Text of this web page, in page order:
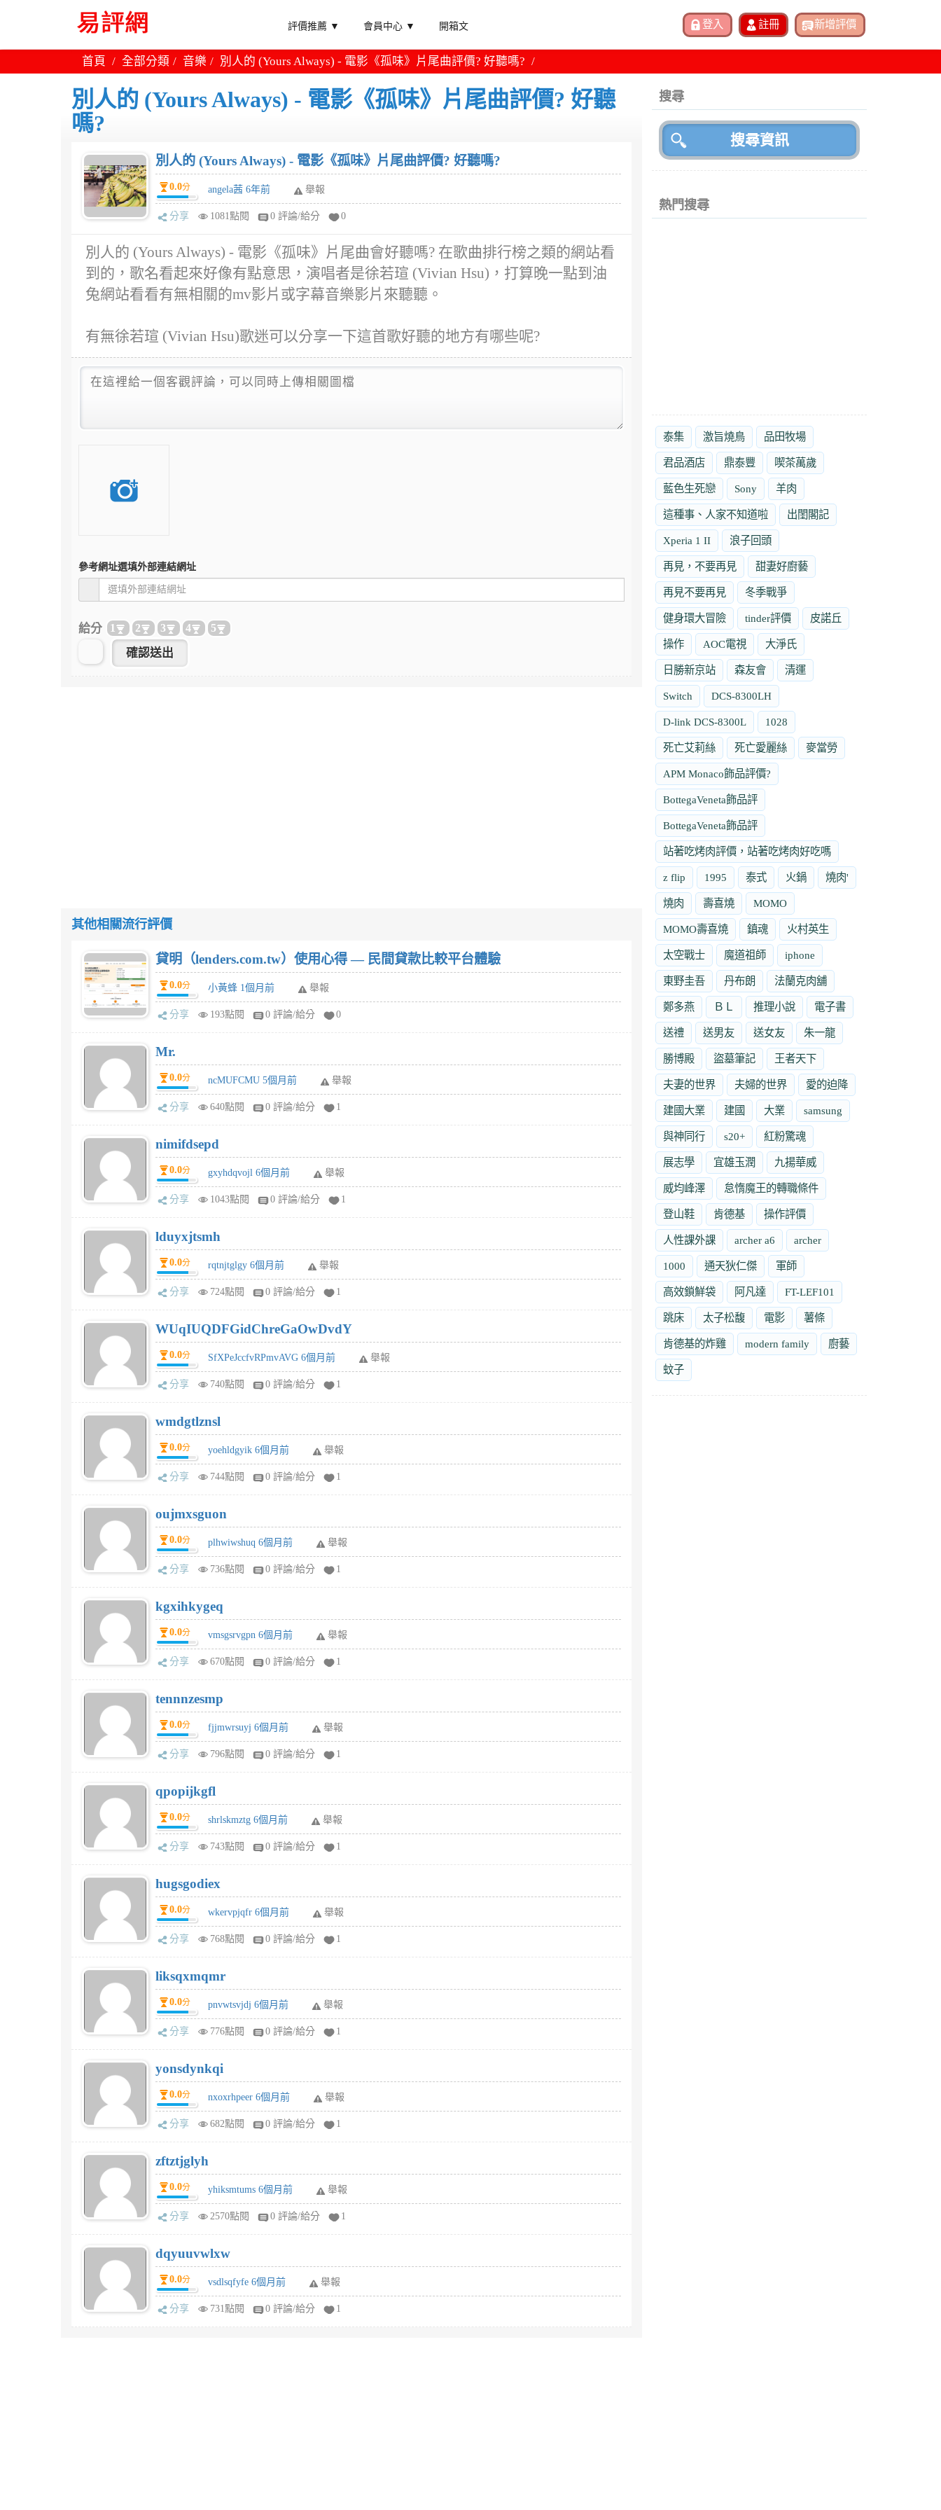
評價推薦 ▼ 會員中心 ▼ 開箱文
首頁 全部分類 音樂 別人的 (Yours Always) - 電影《孤味》片尾曲評價? 好聽嗎?
別人的 (Yours Always) - 電影《孤味》片尾曲評價? 好聽
嗎?
別人的 (Yours Always) - 電影《孤味》片尾曲評價? 好聽嗎?
0.0分 angela茜 6年前 舉報
分享 1081點閱 0 評論/給分 0
別人的 (Yours Always) - 電影《孤味》片尾曲會好聽嗎? 在歌曲排行榜之類的網站看
到的，歌名看起來好像有點意思，演唱者是徐若瑄 (Vivian Hsu)，打算晚一點到油
兔網站看看有無相關的mv影片或字幕音樂影片來聽聽。
有無徐若瑄 (Vivian Hsu)歌迷可以分享一下這首歌好聽的地方有哪些呢?
參考網址選填外部連結網址
給分 1 2 3 4 5
其他相關流行評價
貸明（lenders.com.tw）使用心得 — 民間貸款比較平台體驗
0.0分 小黃蜂 1個月前 舉報
分享 193點閱 0 評論/給分 0
Mr.
0.0分 ncMUFCMU 5個月前 舉報
分享 640點閱 0 評論/給分 1
nimifdsepd
0.0分 gxyhdqvojl 6個月前 舉報
分享 1043點閱 0 評論/給分 1
lduyxjtsmh
0.0分 rqtnjtglgy 6個月前 舉報
分享 724點閱 0 評論/給分 1
WUqIUQDFGidChreGaOwDvdY
0.0分 SfXPeJccfvRPmvAVG 6個月前 舉報
分享 740點閱 0 評論/給分 1
wmdgtlznsl
0.0分 yoehldgyik 6個月前 舉報
分享 744點閱 0 評論/給分 1
oujmxsguon
0.0分 plhwiwshuq 6個月前 舉報
分享 736點閱 0 評論/給分 1
kgxihkygeq
0.0分 vmsgsrvgpn 6個月前 舉報
分享 670點閱 0 評論/給分 1
tennnzesmp
0.0分 fjjmwrsuyj 6個月前 舉報
分享 796點閱 0 評論/給分 1
qpopijkgfl
0.0分 shrlskmztg 6個月前 舉報
分享 743點閱 0 評論/給分 1
hugsgodiex
0.0分 wkervpjqfr 6個月前 舉報
分享 768點閱 0 評論/給分 1
liksqxmqmr
0.0分 pnvwtsvjdj 6個月前 舉報
分享 776點閱 0 評論/給分 1
yonsdynkqi
0.0分 nxoxrhpeer 6個月前 舉報
分享 682點閱 0 評論/給分 1
zftztjglyh
0.0分 yhiksmtums 6個月前 舉報
分享 2570點閱 0 評論/給分 1
dqyuuvwlxw
0.0分 vsdlsqfyfe 6個月前 舉報
分享 731點閱 0 評論/給分 1
搜尋
熱門搜尋
泰集 激旨燒鳥 品田牧場
君品酒店 鼎泰豐 喫茶萬歲
藍色生死戀 Sony 羊肉
這種事、人家不知道啦 出閨閣記
Xperia 1 II 浪子回頭
再見，不要再見 甜妻好廚藝
再見不要再見 冬季戰爭
健身環大冒險 tinder評價 皮諾丘
操作 AOC電視 大淨氏
日勝新京站 森友會 清運
Switch DCS-8300LH
D-link DCS-8300L 1028
死亡艾莉絲 死亡愛麗絲 麥當勞
APM Monaco飾品評價?
BottegaVeneta飾品評
BottegaVeneta飾品評
站著吃烤肉評價，站著吃烤肉好吃嗎
z flip 1995 泰式 火鍋 燒肉'
燒肉 壽喜燒 MOMO
MOMO壽喜燒 鎮魂 火村英生
太空戰士 魔道祖師 iphone
東野圭吾 丹布朗 法蘭克肉舖
鄭多燕 ＢＬ 推理小說 電子書
送禮 送男友 送女友 朱一龍
勝博殿 盜墓筆記 王者天下
夫妻的世界 夫婦的世界 愛的迫降
建國大業 建國 大業 samsung
與神同行 s20+ 紅粉驚魂
展志學 宜雄玉潤 九揚華威
威均峰澤 怠惰魔王的轉職條件
登山鞋 肯德基 操作評價
人性課外課 archer a6 archer
1000 通天狄仁傑 軍師
高效鎖鮮袋 阿凡達 FT-LEF101
跳床 太子松馥 電影 薯條
肯德基的炸雞 modern family 廚藝
蚊子